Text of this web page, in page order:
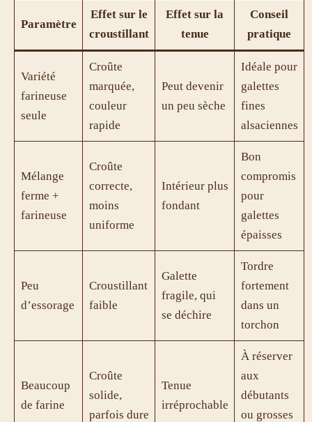
Paramètre
Effet sur le
croustillant
Effet sur la
tenue
Conseil
pratique
Variété
farineuse
seule
Croûte
marquée,
couleur
rapide
Peut devenir
un peu sèche
Idéale pour
galettes
fines
alsaciennes
Mélange
ferme +
farineuse
Croûte
correcte,
moins
uniforme
Intérieur plus
fondant
Bon
compromis
pour
galettes
épaisses
Peu
d’essorage
Croustillant
faible
Galette
fragile, qui
se déchire
Tordre
fortement
dans un
torchon
Beaucoup
de farine
Croûte
solide,
parfois dure
Tenue
irréprochable
À réserver
aux
débutants
ou grosses